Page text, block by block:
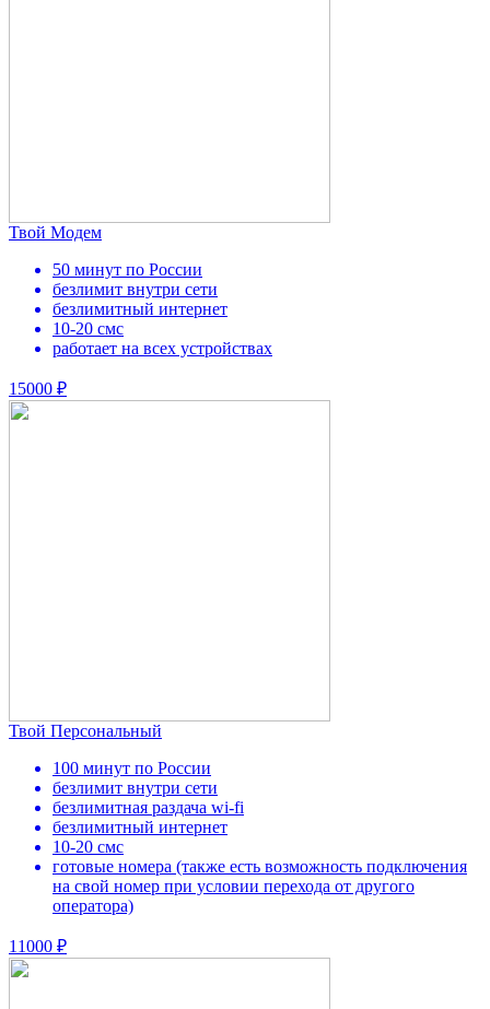
Твой Модем
50 минут по России
безлимит внутри сети
безлимитный интернет
10-20 смс
работает на всех устройствах
15000 ₽
Твой Персональный
100 минут по России
безлимит внутри сети
безлимитная раздача wi-fi
безлимитный интернет
10-20 смс
готовые номера (также есть возможность подключения
на свой номер при условии перехода от другого
оператора)
11000 ₽